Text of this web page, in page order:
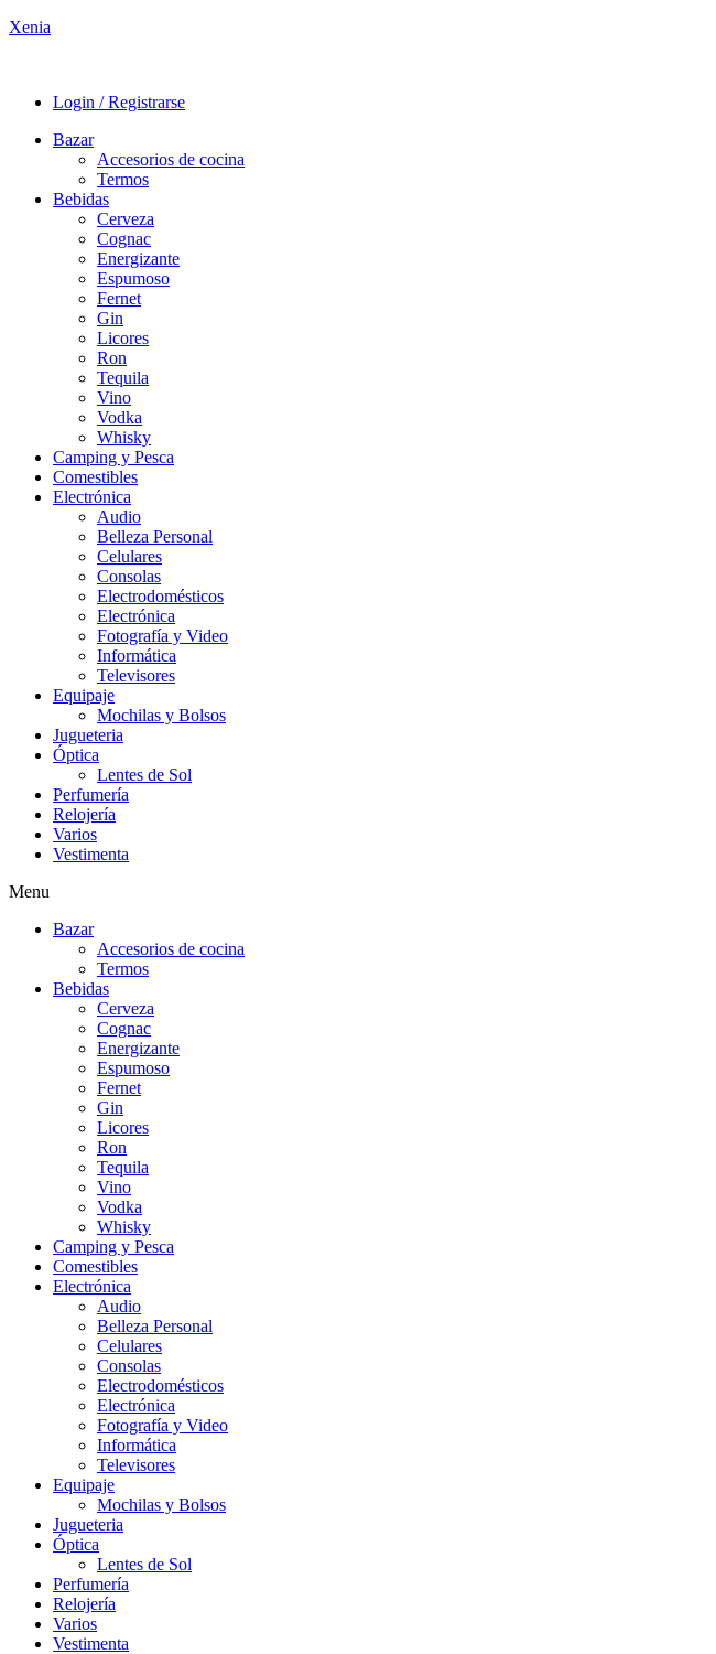
Xenia
Login / Registrarse
Bazar
Accesorios de cocina
Termos
Bebidas
Cerveza
Cognac
Energizante
Espumoso
Fernet
Gin
Licores
Ron
Tequila
Vino
Vodka
Whisky
Camping y Pesca
Comestibles
Electrónica
Audio
Belleza Personal
Celulares
Consolas
Electrodomésticos
Electrónica
Fotografía y Video
Informática
Televisores
Equipaje
Mochilas y Bolsos
Jugueteria
Óptica
Lentes de Sol
Perfumería
Relojería
Varios
Vestimenta
Menu
Bazar
Accesorios de cocina
Termos
Bebidas
Cerveza
Cognac
Energizante
Espumoso
Fernet
Gin
Licores
Ron
Tequila
Vino
Vodka
Whisky
Camping y Pesca
Comestibles
Electrónica
Audio
Belleza Personal
Celulares
Consolas
Electrodomésticos
Electrónica
Fotografía y Video
Informática
Televisores
Equipaje
Mochilas y Bolsos
Jugueteria
Óptica
Lentes de Sol
Perfumería
Relojería
Varios
Vestimenta